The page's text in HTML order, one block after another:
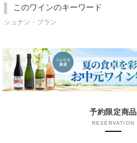
このワインのキーワード
シュナン・ブラン
予約限定商品
RESERVATION